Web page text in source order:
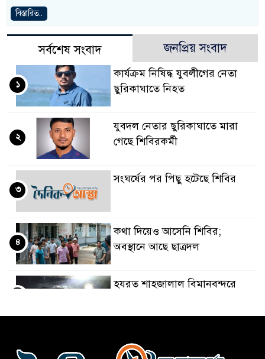
বিস্তারিত..
সর্বশেষ সংবাদ জনপ্রিয় সংবাদ
কার্যক্রম নিষিদ্ধ যুবলীগের নেতা
ছুরিকাঘাতে নিহত
১
যুবদল নেতার ছুরিকাঘাতে মারা
গেছে শিবিরকর্মী
২
সংঘর্ষের পর পিছু হটেছে শিবির
৩
কথা দিয়েও আসেনি শিবির;
অবস্থানে আছে ছাত্রদল
৪
হযরত শাহজালাল বিমানবন্দরে
কিশোর
৬